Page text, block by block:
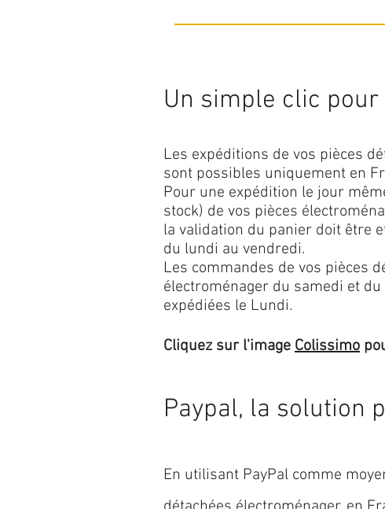
Un simple clic
Les expéditions de vos pièces
sont possibles uniquement en
Pour une expédition le jour
stock) de vos pièces
la validation du panier doit être
du lundi au vendredi.
Les commandes de vos pièces
électroménager du samedi et
expédiées le Lundi.
Cliquez sur l'image Colissimo
Paypal, la solution
En utilisant PayPal comme